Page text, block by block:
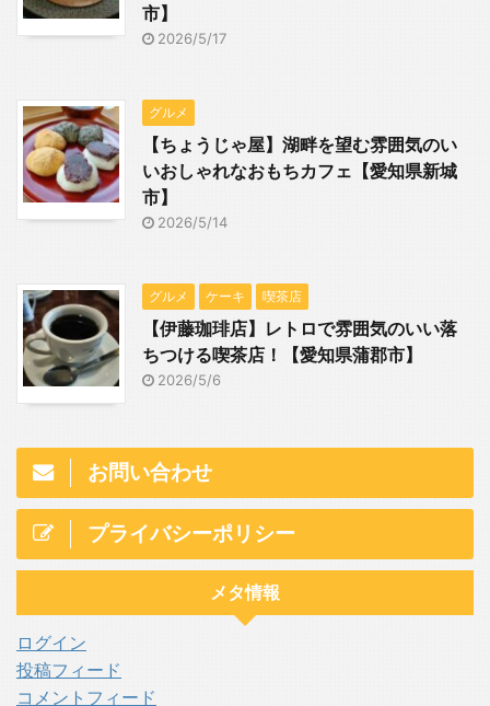
市】
2026/5/17
グルメ
【ちょうじゃ屋】湖畔を望む雰囲気のい
いおしゃれなおもちカフェ【愛知県新城
市】
2026/5/14
グルメ ケーキ 喫茶店
【伊藤珈琲店】レトロで雰囲気のいい落
ちつける喫茶店！【愛知県蒲郡市】
2026/5/6
お問い合わせ
プライバシーポリシー
メタ情報
ログイン
投稿フィード
コメントフィード